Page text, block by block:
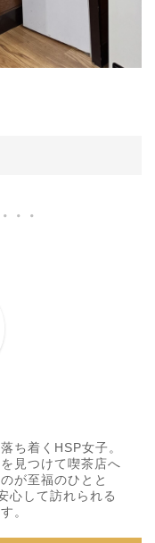
ち着くHSP女子。
見つけて喫茶店へ
が至福のひとと
心して訪れられる
。